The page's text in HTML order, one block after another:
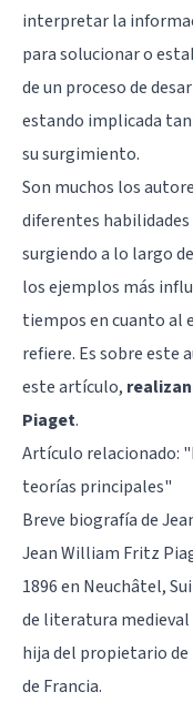
interpretar la
para solucionar o
de un proceso de
estando implicada
su surgimiento.
Son muchos los
diferentes habilidades
surgiendo a lo largo
los ejemplos más
tiempos en cuanto al
refiere. Es sobre este
este artículo,
Piaget.
Artículo relacionado: "
teorías principales"
Breve biografía de
Jean William Fritz
1896 en Neuchâtel,
de literatura medieval
hija del propietario
de Francia.